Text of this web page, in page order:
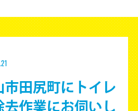
市田尻町にトイレ
去作業にお伺いし